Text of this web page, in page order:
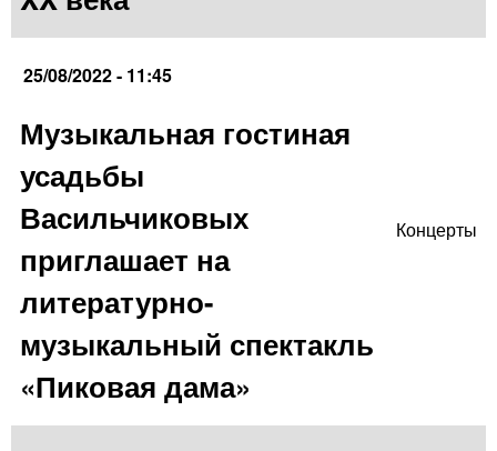
25/08/2022 - 11:45
Музыкальная гостиная
усадьбы
Васильчиковых
приглашает на
литературно-
музыкальный спектакль
«Пиковая дама»
Концерты